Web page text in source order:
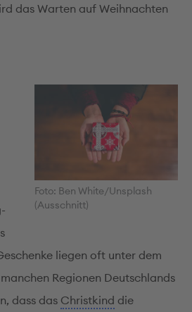
das Warten auf Weihnachten
Foto: Ben White/Unsplash
(Ausschnitt)
liegen oft unter dem
Regionen Deutschlands
dass das Christkind die